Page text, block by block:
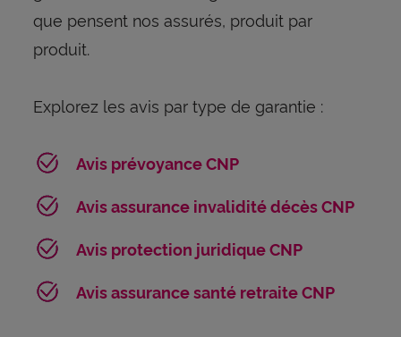
que pensent nos assurés, produit par
produit.
Explorez les avis par type de garantie :
Avis prévoyance CNP
Avis assurance invalidité décès CNP
Avis protection juridique CNP
Avis assurance santé retraite CNP